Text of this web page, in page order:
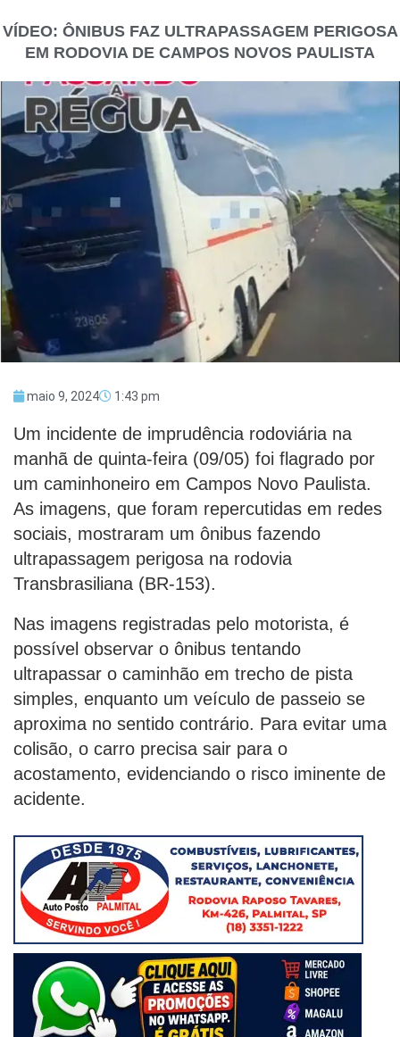
VÍDEO: ÔNIBUS FAZ ULTRAPASSAGEM PERIGOSA
EM RODOVIA DE CAMPOS NOVOS PAULISTA
maio 9, 2024 1:43 pm
Um incidente de imprudência rodoviária na
manhã de quinta-feira (09/05) foi flagrado por
um caminhoneiro em Campos Novo Paulista.
As imagens, que foram repercutidas em redes
sociais, mostraram um ônibus fazendo
ultrapassagem perigosa na rodovia
Transbrasiliana (BR-153).
Nas imagens registradas pelo motorista, é
possível observar o ônibus tentando
ultrapassar o caminhão em trecho de pista
simples, enquanto um veículo de passeio se
aproxima no sentido contrário. Para evitar uma
colisão, o carro precisa sair para o
acostamento, evidenciando o risco iminente de
acidente.